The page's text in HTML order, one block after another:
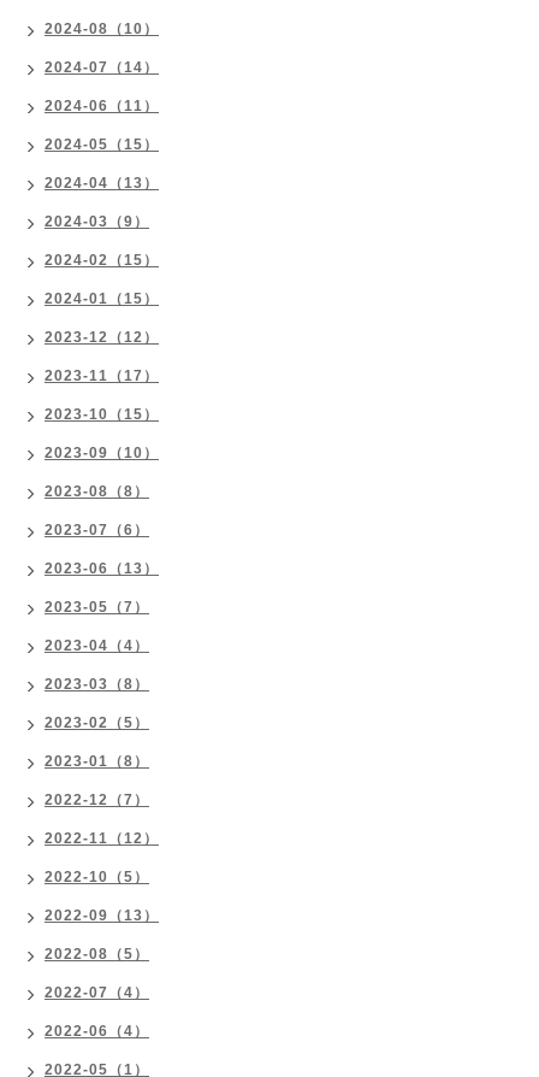
2024-08（10）
2024-07（14）
2024-06（11）
2024-05（15）
2024-04（13）
2024-03（9）
2024-02（15）
2024-01（15）
2023-12（12）
2023-11（17）
2023-10（15）
2023-09（10）
2023-08（8）
2023-07（6）
2023-06（13）
2023-05（7）
2023-04（4）
2023-03（8）
2023-02（5）
2023-01（8）
2022-12（7）
2022-11（12）
2022-10（5）
2022-09（13）
2022-08（5）
2022-07（4）
2022-06（4）
2022-05（1）